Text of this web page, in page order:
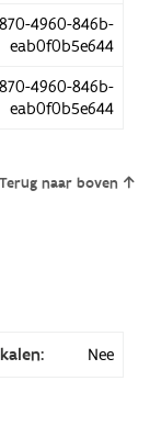
4960-846b-
eab0f0b5e644
4960-846b-
eab0f0b5e644
Terug naar boven
Nee